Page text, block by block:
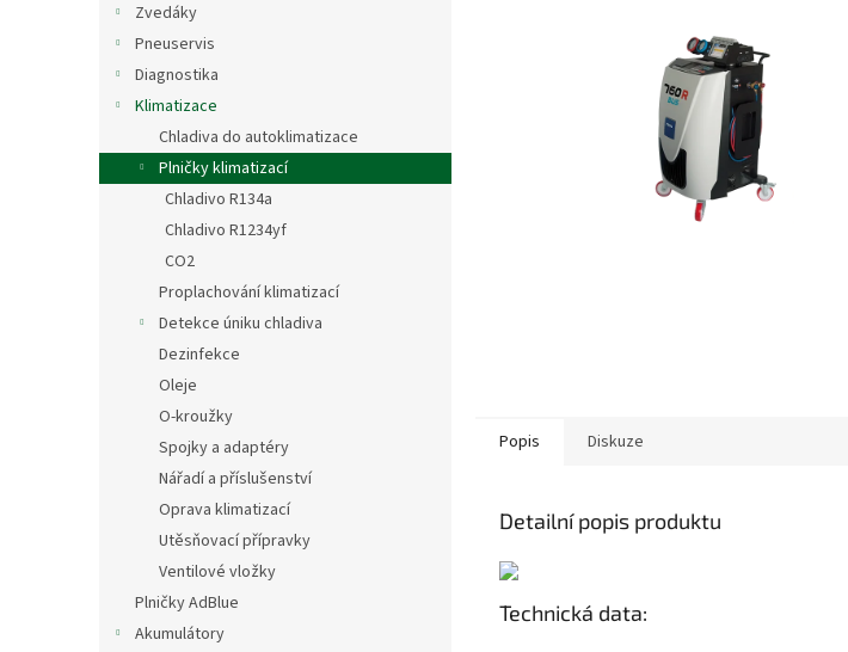
n
e
Zvedáky
Pneuservis
Diagnostika
Klimatizace
Chladiva do autoklimatizace
Plničky klimatizací
Chladivo R134a
Chladivo R1234yf
CO2
Proplachování klimatizací
Detekce úniku chladiva
Dezinfekce
Oleje
O-kroužky
Spojky a adaptéry
Nářadí a příslušenství
Oprava klimatizací
Utěsňovací přípravky
Ventilové vložky
Plničky AdBlue
Akumulátory
Popis Diskuze
Detailní popis produktu
Technická data: